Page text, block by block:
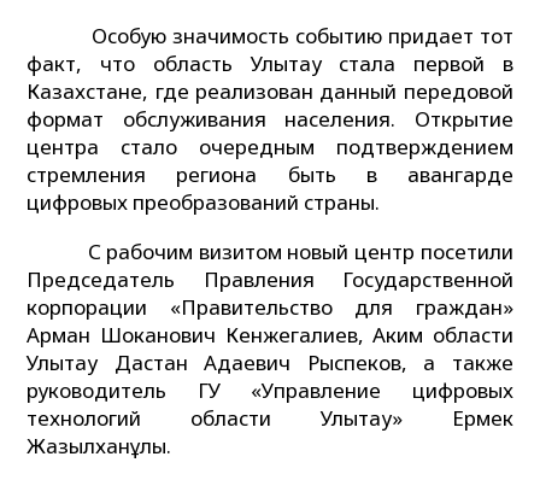
Особую значимость событию придает тот
факт, что область Улытау стала первой в
Казахстане, где реализован данный передовой
формат обслуживания населения. Открытие
центра стало очередным подтверждением
стремления региона быть в авангарде
цифровых преобразований страны.
С рабочим визитом новый центр посетили
Председатель Правления Государственной
корпорации «Правительство для граждан»
Арман Шоканович Кенжегалиев, Аким области
Улытау Дастан Адаевич Рыспеков, а также
руководитель ГУ «Управление цифровых
технологий области Улытау» Ермек
Жазылханұлы.